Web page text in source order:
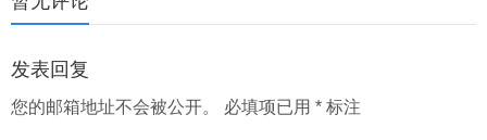
发表回复
您的邮箱地址不会被公开。 必填项已用 * 标注